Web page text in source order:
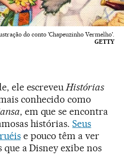
do conto 'Chapeuzinho Vermelho'.
GETTY
ele escreveuHistórias
conhecido como
, em que se encontra
histórias.Seus
e pouco têm a ver
a Disney exibe nos